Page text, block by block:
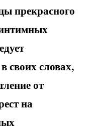
прекрасного
своих словах,
от
на